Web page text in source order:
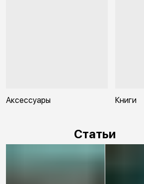
Аксессуары Книги
Статьи